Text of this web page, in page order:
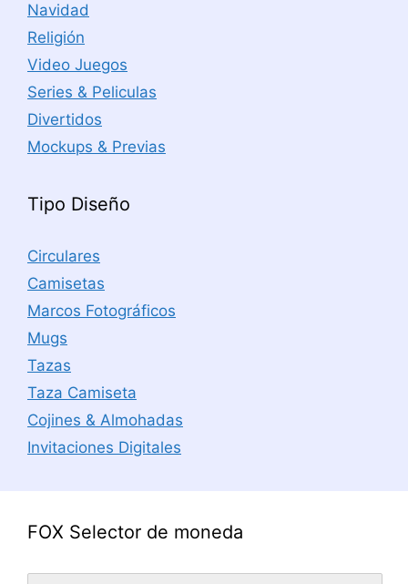
Navidad
Religión
Video Juegos
Series & Peliculas
Divertidos
Mockups & Previas
Tipo Diseño
Circulares
Camisetas
Marcos Fotográficos
Mugs
Tazas
Taza Camiseta
Cojines & Almohadas
Invitaciones Digitales
FOX Selector de moneda